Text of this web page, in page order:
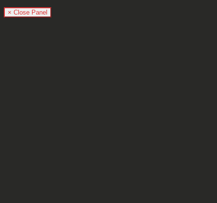
× Close Panel